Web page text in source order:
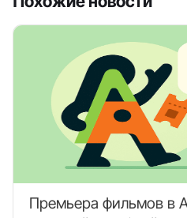
Сообщить об ошибке
Все изображения и материалы в
источников. Если вы являетесь
информацией для правообладателей.
Похожие новости